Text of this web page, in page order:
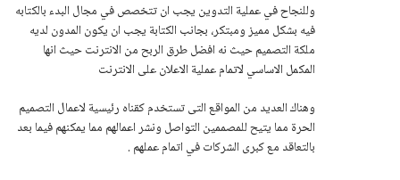
وللنجاح في عملية التدوين يجب ان تتخصص في مجال البدء بالكتابه
فيه بشكل مميز ومبتكر، بجانب الكتابة يجب ان يكون المدون لديه
ملكة التصميم حيث نه افضل طرق الربح من الانترنت حيث انها
المكمل الاساسي لاتمام عملية الاعلان على الانترنت
وهناك العديد من المواقع التى تستخدم كقناه رئيسية لاعمال التصميم
الحرة مما يتيح للمصممين التواصل ونشر اعمالهم مما يمكنهم فيما بعد
بالتعاقد مع كبرى الشركات في اتمام عملهم .